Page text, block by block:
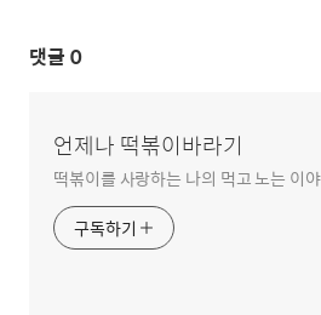
댓글 0
언제나 떡볶이바라기
떡볶이를 사랑하는 나의 먹고 노는 이
구독하기